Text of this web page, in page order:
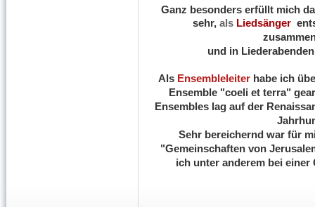
Ganz besonders erfüllt mich
sehr, als Liedsänger
und in
Als Ensembleleiter habe ich
Ensemble "coeli et terra"
Ensembles lag auf der
Sehr bereichernd war für
"Gemeinschaften von
ich unter anderem bei